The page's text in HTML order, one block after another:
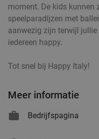
moment. De kids kunnen
speelparadijzen met
aanwezig zijn terwijl
iedereen happy.
Tot snel bij Happy Italy!
Meer informatie
Bedrijfspagina